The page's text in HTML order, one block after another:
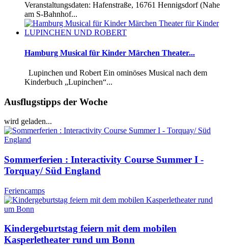
Veranstaltungsdaten: Hafenstraße, 16761 Hennigsdorf (Nahe
am S-Bahnhof...
Hamburg Musical für Kinder Märchen Theater...
Lupinchen und Robert Ein ominöses Musical nach dem
Kinderbuch „Lupinchen“...
Ausflugstipps der Woche
wird geladen...
Sommerferien : Interactivity Course Summer I -
Torquay/ Süd England
Feriencamps
Kindergeburtstag feiern mit dem mobilen
Kasperletheater rund um Bonn